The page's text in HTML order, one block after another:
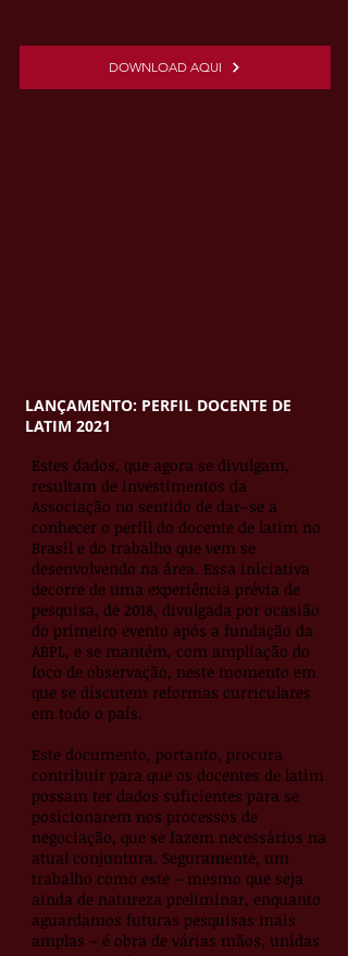
DOWNLOAD AQUI
LANÇAMENTO: PERFIL DOCENTE DE
LATIM 2021
Estes dados, que agora se divulgam,
resultam de investimentos da
Associação no sentido de dar–se a
conhecer o perfil do docente de latim no
Brasil e do trabalho que vem se
desenvolvendo na área. Essa iniciativa
decorre de uma experiência prévia de
pesquisa, de 2018, divulgada por ocasião
do primeiro evento após a fundação da
ABPL, e se mantém, com ampliação do
foco de observação, neste momento em
que se discutem reformas curriculares
em todo o país.
Este documento, portanto, procura
contribuir para que os docentes de latim
possam ter dados suficientes para se
posicionarem nos processos de
negociação, que se fazem necessários na
atual conjuntura. Seguramente, um
trabalho como este – mesmo que seja
ainda de natureza preliminar, enquanto
aguardamos futuras pesquisas mais
amplas – é obra de várias mãos, unidas